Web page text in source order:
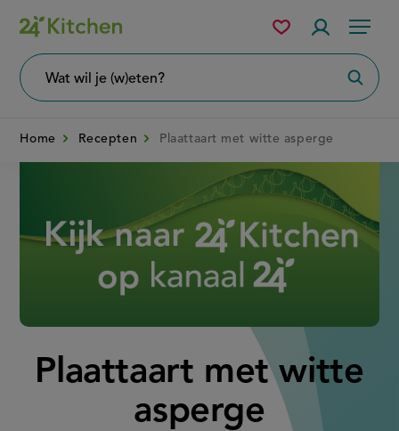
Overslaan
en
naar
Menu
wil
Mijn
bewaarde
Home Recepten Plaattaart met witte asperge
Plaattaart met witte
asperge